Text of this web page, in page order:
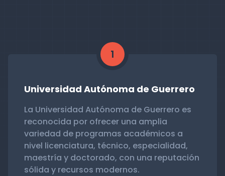
1
Universidad Autónoma de Guerrero
La Universidad Autónoma de Guerrero es
reconocida por ofrecer una amplia
variedad de programas académicos a
nivel licenciatura, técnico, especialidad,
maestría y doctorado, con una reputación
sólida y recursos modernos.